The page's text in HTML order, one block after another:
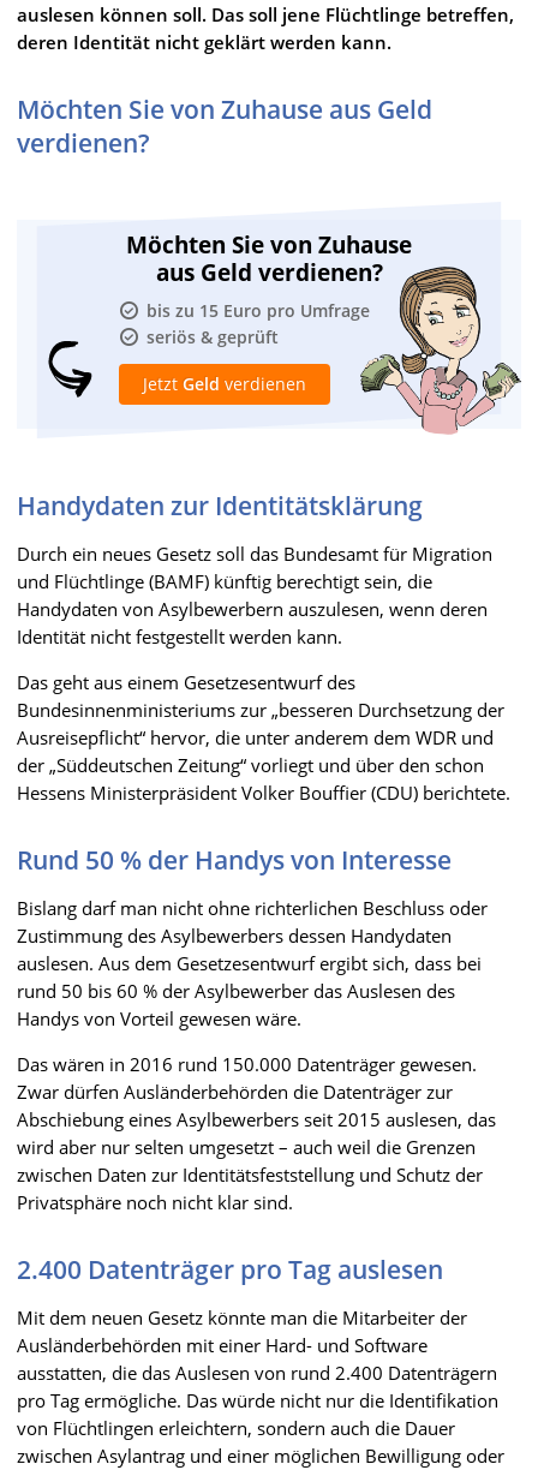
auslesen können soll. Das soll jene Flüchtlinge betreffen,
deren Identität nicht geklärt werden kann.
Möchten Sie von Zuhause aus Geld
verdienen?
Möchten Sie von Zuhause
aus Geld verdienen?
bis zu 15 Euro pro Umfrage
seriös & geprüft
Jetzt Geld verdienen
Handydaten zur Identitätsklärung
Durch ein neues Gesetz soll das Bundesamt für Migration
und Flüchtlinge (BAMF) künftig berechtigt sein, die
Handydaten von Asylbewerbern auszulesen, wenn deren
Identität nicht festgestellt werden kann.
Das geht aus einem Gesetzesentwurf des
Bundesinnenministeriums zur „besseren Durchsetzung der
Ausreisepflicht“ hervor, die unter anderem dem WDR und
der „Süddeutschen Zeitung“ vorliegt und über den schon
Hessens Ministerpräsident Volker Bouffier (CDU) berichtete.
Rund 50 % der Handys von Interesse
Bislang darf man nicht ohne richterlichen Beschluss oder
Zustimmung des Asylbewerbers dessen Handydaten
auslesen. Aus dem Gesetzesentwurf ergibt sich, dass bei
rund 50 bis 60 % der Asylbewerber das Auslesen des
Handys von Vorteil gewesen wäre.
Das wären in 2016 rund 150.000 Datenträger gewesen.
Zwar dürfen Ausländerbehörden die Datenträger zur
Abschiebung eines Asylbewerbers seit 2015 auslesen, das
wird aber nur selten umgesetzt – auch weil die Grenzen
zwischen Daten zur Identitätsfeststellung und Schutz der
Privatsphäre noch nicht klar sind.
2.400 Datenträger pro Tag auslesen
Mit dem neuen Gesetz könnte man die Mitarbeiter der
Ausländerbehörden mit einer Hard- und Software
ausstatten, die das Auslesen von rund 2.400 Datenträgern
pro Tag ermögliche. Das würde nicht nur die Identifikation
von Flüchtlingen erleichtern, sondern auch die Dauer
zwischen Asylantrag und einer möglichen Bewilligung oder